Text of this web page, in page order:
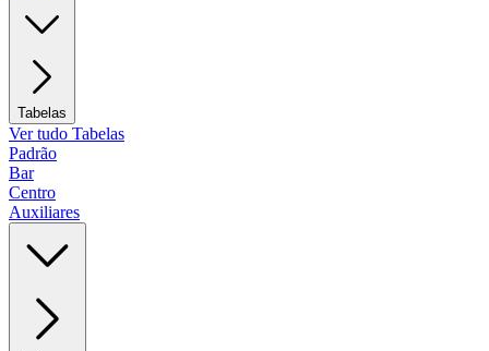
Tabelas
Ver tudo Tabelas
Padrão
Bar
Centro
Auxiliares